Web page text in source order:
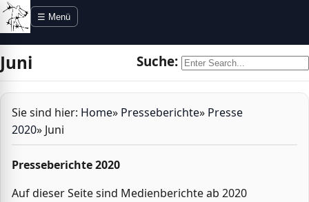
Direkt zur Navigation
Direkt zum Inhalt
☰ Menü
Juni Suche:
Sie sind hier: Home» Presseberichte» Presse
2020» Juni
Presseberichte 2020
Auf dieser Seite sind Medienberichte ab 2020